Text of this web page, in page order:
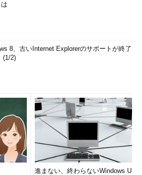
8、古いInternet Explorerのサポートが終了
(1/2)
進まない、終わらないWindows U